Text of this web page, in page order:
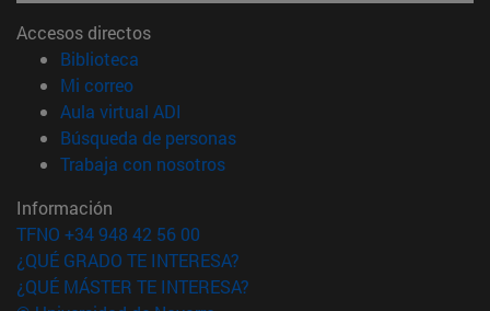
Accesos directos
Biblioteca
Mi correo(abre en nueva ventana)
Aula virtual ADI
Búsqueda de personas(abre en nueva ventana)
Trabaja con nosotros(abre en nueva ventana)
Información
TFNO +34 948 42 56 00
¿QUÉ GRADO TE INTERESA?
¿QUÉ MÁSTER TE INTERESA?